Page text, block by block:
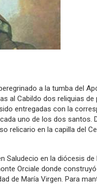
a la tumba del
al Cabildo dos reliquias
entregadas con la
uno de los dos santos.
relicario en la capilla del
Saludecio en la diócesis
Orciale donde
de María Virgen. Para